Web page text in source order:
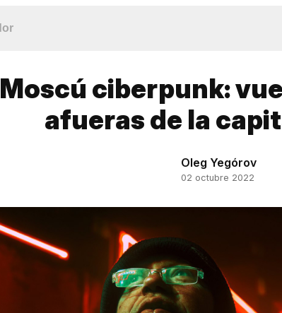
Moscú ciberpunk:
afueras de la
Oleg Yegórov
02 octubre 2022